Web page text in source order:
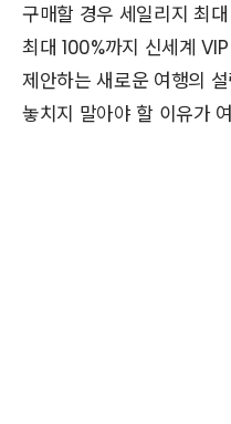
구매할 경우 세일리지 최
최대 100%까지 신세계
제안하는 새로운 여행의
놓치지 말아야 할 이유가